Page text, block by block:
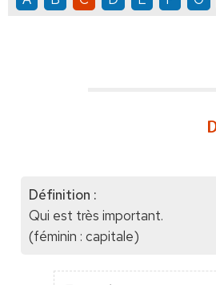
Définition :
Qui est très important.
(féminin : capitale)